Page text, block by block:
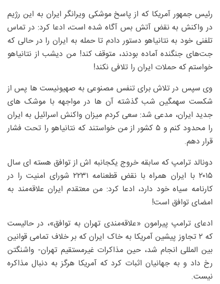
رئیس جمهور آمریکا که از پاسخ موشکی ویرانگر ایران به این رژیم
در واکنش به نقض آتش بس آگاه شده است، ادعا کرد: در تماس
تلفنی خود به نتانیاهو دستور دادم تا حمله به ایران را در حالی که
جت‌های جنگنده آماده بودند، متوقف کند! من دیشب از نتانیاهو
خواستم که حملات ایران را تلافی نکند!
وی سپس در تلاش برای تنفس مصنوعی به صهیونیست ها پس از
شکست سهمگین شب گذشته آن ها در مواجهه با موشک های
جدید ایران، مدعی شد: سعی کردم میزان واکنش اسرائیل به ایران
را محدود کنم و ۵ کشور از من خواستند که نتانیاهو را تحت فشار
قرار دهم.
دونالد ترامپ که سابقه خروج یکجانبه اش از توافق هسته ای سال
۲۰۱۵ با ایران همراه با نقض قطعنامه ۲۲۳۱ شورای امنیت را در
کارنامه سیاه خود دارد، ادعا کرد: من معتقدم ایران علاقه‌مند به
امضای توافق است!
ادعای ترامپ پیرامون «علاقه‌مندی تهران به توافق»، در حالیست
که ۲ تجاوز پیشین آمریکا به خاک ایران که بر خلاف تمامی قوانین
بین المللی انجام شد، حین مذاکرات غیرمستقیم تهران- واشنگتن
رخ داد و به جهانیان اثبات کرد که آمریکا هرگز به دنبال مذاکره
نیست.